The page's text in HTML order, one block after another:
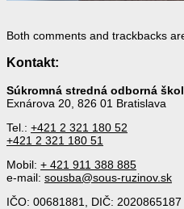
Both comments and trackbacks
Kontakt:
Súkromná stredná odborná
Exnárova 20, 826 01 Bratislava
Tel.: +421 2 321 180 52
+421 2 321 180 51
Mobil: + 421 911 388 885
e-mail: sousba@sous-ruzinov.sk
IČO: 00681881, DIČ: 2020865187